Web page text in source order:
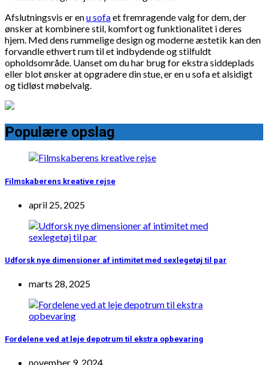
Afslutningsvis er enu sofaet fremragende valg for dem, der
ønsker at kombinere stil, komfort og funktionalitet i deres
hjem. Med dens rummelige design og moderne æstetik kan den
forvandle ethvert rum til et indbydende og stilfuldt
opholdsområde. Uanset om du har brug for ekstra siddeplads
eller blot ønsker at opgradere din stue, er en u sofa et alsidigt
og tidløst møbelvalg.
Populære opslag
Filmskaberens kreative rejse
april 25, 2025
Udforsk nye dimensioner af intimitet med sexlegetøj til par
marts 28, 2025
Fordelene ved at leje depotrum til ekstra opbevaring
november 9, 2024